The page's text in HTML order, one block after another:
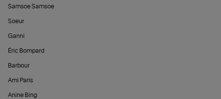
Samsoe Samsoe
Soeur
Ganni
Éric Bompard
Barbour
Ami Paris
Anine Bing